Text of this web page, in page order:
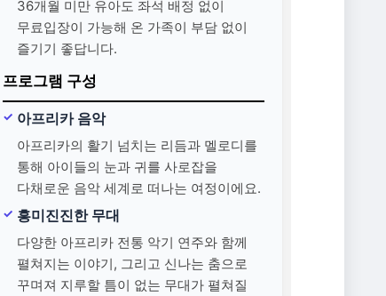
36개월 미만 유아도 좌석 배정 없이
무료입장이 가능해 온 가족이 부담 없이
즐기기 좋답니다.
프로그램 구성
아프리카 음악
아프리카의 활기 넘치는 리듬과 멜로디를
통해 아이들의 눈과 귀를 사로잡을
다채로운 음악 세계로 떠나는 여정이에요.
흥미진진한 무대
다양한 아프리카 전통 악기 연주와 함께
펼쳐지는 이야기, 그리고 신나는 춤으로
꾸며져 지루할 틈이 없는 무대가 펼쳐질